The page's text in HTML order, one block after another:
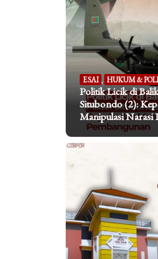
ESAI HUKUM &
Politik Licik di
Situbondo (2):
Manipulasi Narasi